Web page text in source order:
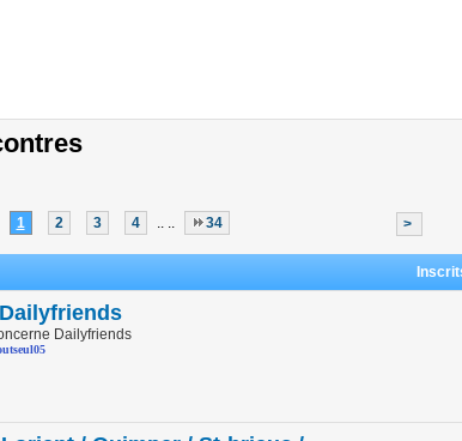
1 2 3 4 .. .. 34 >
Dailyfriends